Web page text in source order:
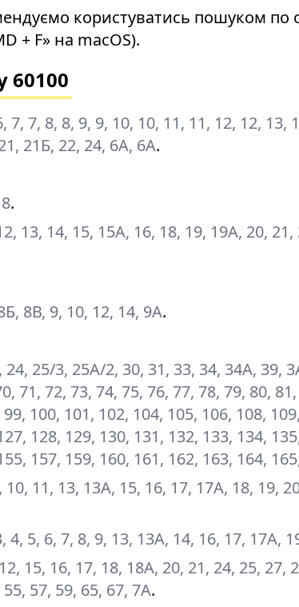
користуватись пошуком по
+ F» на macOS).
60100
7, 7, 8, 8, 9, 9, 10, 10, 11, 11, 12, 12, 13,
21Б, 22, 24, 6А, 6А.
.
13, 14, 15, 15А, 16, 18, 19, 19А, 20,
8В, 9, 10, 12, 14, 9А.
24, 25/3, 25А/2, 30, 31, 33, 34, 34А, 39,
71, 72, 73, 74, 75, 76, 77, 78, 79, 80,
100, 101, 102, 104, 105, 106, 108,
128, 129, 130, 131, 132, 133, 134,
157, 159, 160, 161, 162, 163, 164,
10, 11, 13, 13А, 15, 16, 17, 17А, 18, 19,
4, 5, 6, 7, 8, 9, 13, 13А, 14, 16, 17, 17А,
15, 16, 17, 18, 18А, 20, 21, 24, 25, 27,
57, 59, 65, 67, 7А.